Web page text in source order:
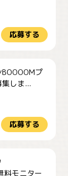
応募する
プ
しま...
応募する
料モニター